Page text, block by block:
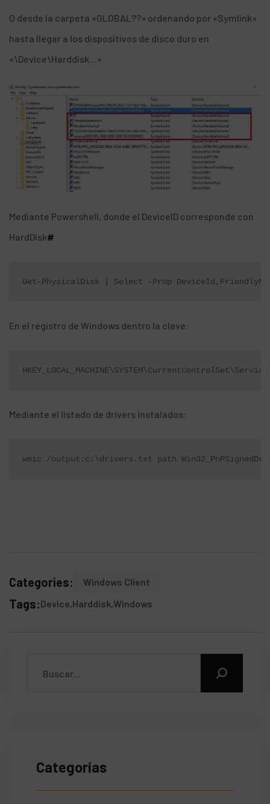
O desde la carpeta «GLOBAL??» ordenando por «Symlink»
hasta llegar a los dispositivos de disco duro en
«\Device\Harddisk…»
Mediante Powershell, donde el DeviceID corresponde con
HardDisk#
Get-PhysicalDisk | Select -Prop
En el registro de Windows dentro la clave:
Mediante el listado de drivers instalados:
wmic /output:c:\drivers.txt path
Categories: Windows Client
Tags:Device Harddisk Windows
Categorías